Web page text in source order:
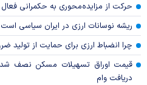
حرکت از مزایده‌محوری به حکمرانی فعال
ریشه نوسانات ارزی در ایران سیاسی است
چرا انضباط ارزی برای حمایت از تولید
قیمت اوراق تسهیلات مسکن نصف شد/
دریافت وام